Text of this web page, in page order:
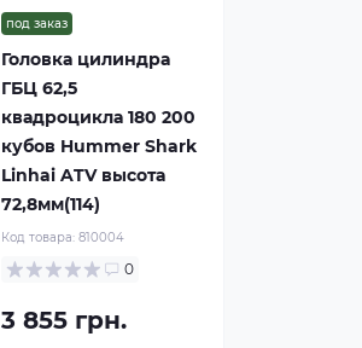
под заказ
Головка цилиндра
ГБЦ 62,5
квадроцикла 180 200
кубов Hummer Shark
Linhai ATV высота
72,8мм(114)
Код товара:810004
0
3 855 грн.